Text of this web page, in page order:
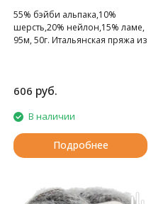
55% бэйби альпака,10%
шерсть,20% нейлон,15% ламе,
95м, 50г. Итальянская пряжа из
606 руб.
В наличии
Подробнее